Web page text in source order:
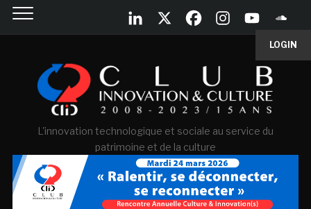
LOGIN
L'innovation technologique et sociale au service du
patrimoine et de la culture